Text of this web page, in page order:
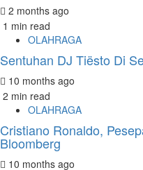
2 months ago
1 min read
OLAHRAGA
Sentuhan DJ Tiësto Di
10 months ago
2 min read
OLAHRAGA
Cristiano Ronaldo,
Bloomberg
10 months ago